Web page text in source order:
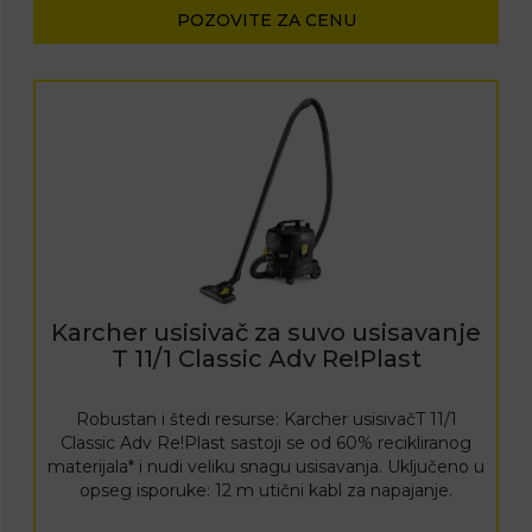
POZOVITE ZA CENU
Karcher usisivač za suvo usisavanje
T 11/1 Classic Adv Re!Plast
Robustan i štedi resurse: Karcher usisivačT 11/1
Classic Adv Re!Plast sastoji se od 60% recikliranog
materijala* i nudi veliku snagu usisavanja. Uključeno u
opseg isporuke: 12 m utični kabl za napajanje.